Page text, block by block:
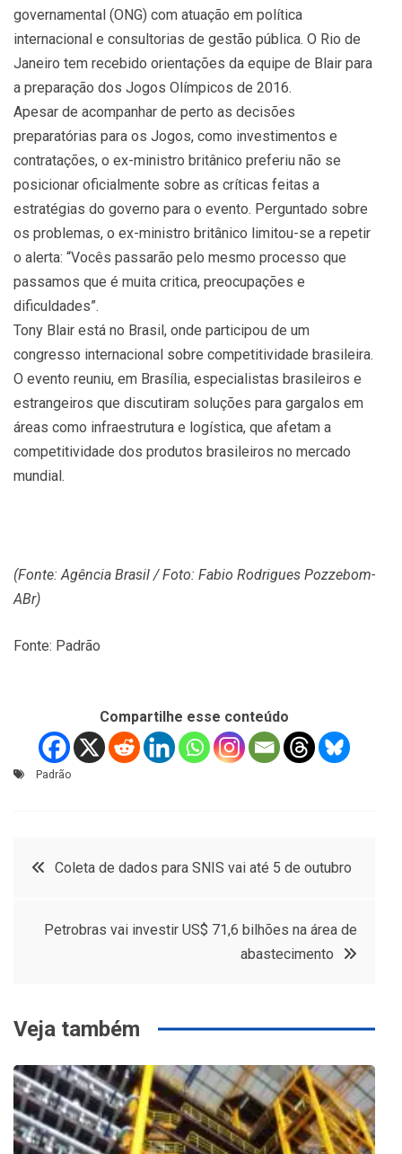
governamental (ONG) com atuação em política
internacional e consultorias de gestão pública. O Rio de
Janeiro tem recebido orientações da equipe de Blair para
a preparação dos Jogos Olímpicos de 2016.
Apesar de acompanhar de perto as decisões
preparatórias para os Jogos, como investimentos e
contratações, o ex-ministro britânico preferiu não se
posicionar oficialmente sobre as críticas feitas a
estratégias do governo para o evento. Perguntado sobre
os problemas, o ex-ministro britânico limitou-se a repetir
o alerta: “Vocês passarão pelo mesmo processo que
passamos que é muita critica, preocupações e
dificuldades”.
Tony Blair está no Brasil, onde participou de um
congresso internacional sobre competitividade brasileira.
O evento reuniu, em Brasília, especialistas brasileiros e
estrangeiros que discutiram soluções para gargalos em
áreas como infraestrutura e logística, que afetam a
competitividade dos produtos brasileiros no mercado
mundial.
(Fonte: Agência Brasil / Foto: Fabio Rodrigues Pozzebom-
ABr)
Fonte: Padrão
Compartilhe esse conteúdo
Padrão
Navegação
Coleta de dados para SNIS vai até 5 de outubro
Petrobras vai investir US$ 71,6 bilhões na área de
abastecimento
Veja também